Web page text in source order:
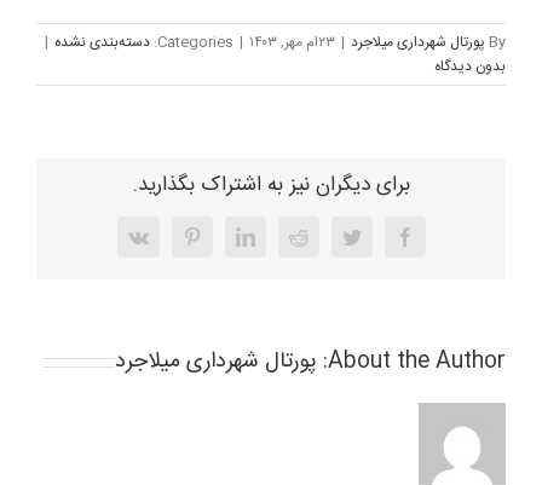
By پورتال شهرداری میلاجرد | ۲۳ام مهر, ۱۴۰۳ |
Categories: دسته‌بندی نشده |
بدون ديدگاه
برای دیگران نیز به اشتراک بگذارید.
Facebook
Twitter
Reddit
LinkedIn
Pinterest
Vk
About the Author: پورتال شهرداری میلاجرد